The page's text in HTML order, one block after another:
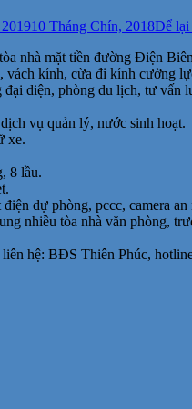
10 Tháng Chín, 2018Để lại
nhà mặt tiền đường Điện
vách kính, cừa đi kính cường
đại diện, phòng du lịch, tư
vụ quản lý, nước sinh hoạt.
xe.
8 lầu.
dự phòng, pccc, camera
nhiều tòa nhà văn phòng,
hệ: BĐS Thiên Phúc,